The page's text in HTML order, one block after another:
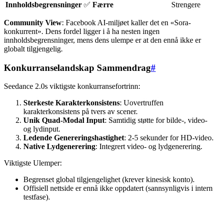
Innholdsbegrensninger ✅ Færre Strengere
Community View: Facebook AI-miljøet kaller det en «Sora-
konkurrent». Dens fordel ligger i å ha nesten ingen
innholdsbegrensninger, mens dens ulempe er at den ennå ikke er
globalt tilgjengelig.
Konkurranselandskap Sammendrag#
Seedance 2.0s viktigste konkurransefortrinn:
Sterkeste Karakterkonsistens: Uovertruffen
karakterkonsistens på tvers av scener.
Unik Quad-Modal Input: Samtidig støtte for bilde-, video-
og lydinput.
Ledende Genereringshastighet: 2-5 sekunder for HD-video.
Native Lydgenerering: Integrert video- og lydgenerering.
Viktigste Ulemper:
Begrenset global tilgjengelighet (krever kinesisk konto).
Offisiell nettside er ennå ikke oppdatert (sannsynligvis i intern
testfase).